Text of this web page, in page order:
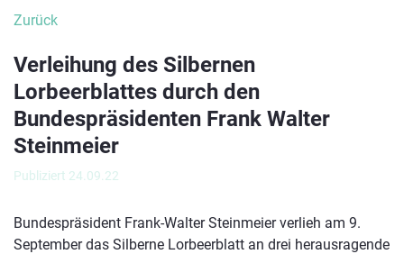
Zurück
Verleihung des Silbernen
Lorbeerblattes durch den
Bundespräsidenten Frank Walter
Steinmeier
Publiziert 24.09.22
Bundespräsident Frank-Walter Steinmeier verlieh am 9.
September das Silberne Lorbeerblatt an drei herausragende